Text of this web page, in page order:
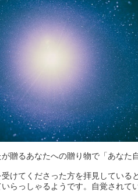
贈るあなたへの贈り物で「あなた
けてくださった方を拝見してい
らっしゃるようです。自覚され